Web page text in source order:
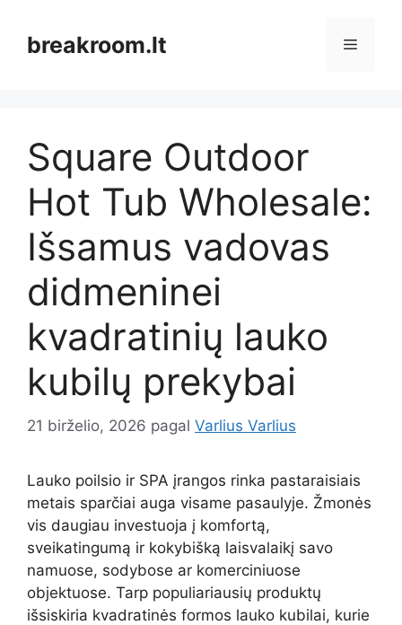
turiniobreakroom.lt Meniu
Square Outdoor
Hot Tub Wholesale:
Išsamus vadovas
didmeninei
kvadratinių lauko
kubilų prekybai
21 birželio, 2026 pagal Varlius Varlius
Lauko poilsio ir SPA įrangos rinka pastaraisiais
metais sparčiai auga visame pasaulyje. Žmonės
vis daugiau investuoja į komfortą,
sveikatingumą ir kokybišką laisvalaikį savo
namuose, sodybose ar komerciniuose
objektuose. Tarp populiariausių produktų
išsiskiria kvadratinės formos lauko kubilai, kurie